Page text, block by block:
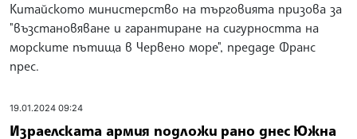
Китайското министерство на търговията призова за
"възстановяване и гарантиране на сигурността на
морските пътища в Червено море", предаде Франс
прес.
19.01.2024 09:24
Израелската армия подложи рано днес Южна